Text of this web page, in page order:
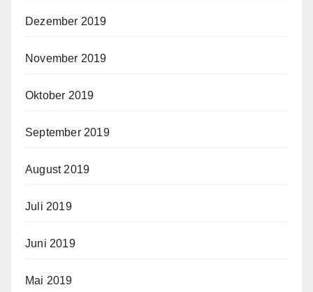
Dezember 2019
November 2019
Oktober 2019
September 2019
August 2019
Juli 2019
Juni 2019
Mai 2019